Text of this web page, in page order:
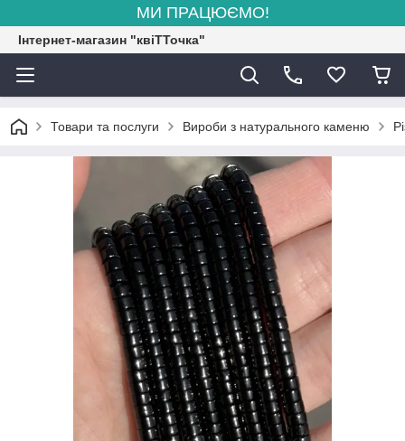
МИ ПРАЦЮЄМО!
Інтернет-магазин "квіТТочка"
Товари та послуги Вироби з натурального каменю